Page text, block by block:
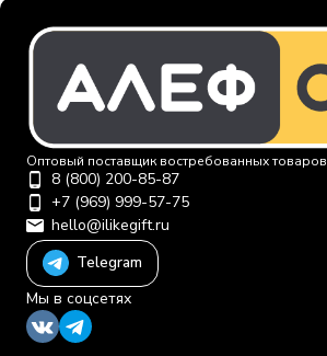
Оптовый поставщик востребованных товаров
8 (800) 200-85-87
+7 (969) 999-57-75
hello@ilikegift.ru
Telegram
Мы в соцсетях